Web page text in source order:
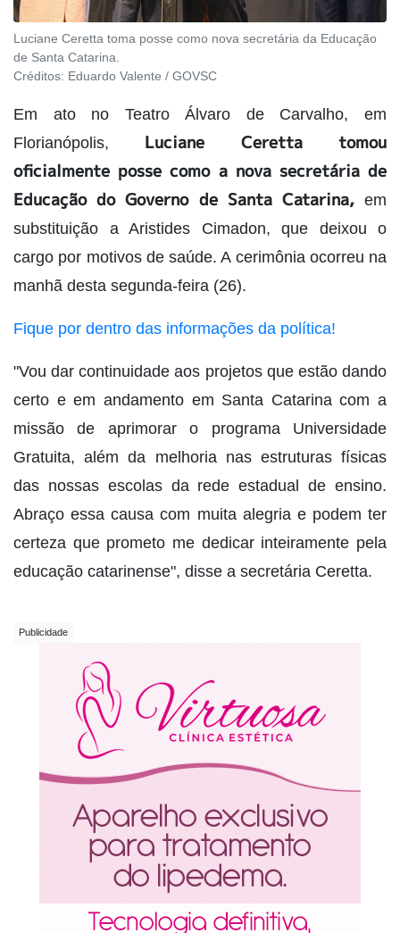
Luciane Ceretta toma posse como nova secretária da Educação
de Santa Catarina.
Créditos: Eduardo Valente / GOVSC
Em ato no Teatro Álvaro de Carvalho, em
Florianópolis, Luciane Ceretta tomou
oficialmente posse como a nova secretária de
Educação do Governo de Santa Catarina,em
substituição a Aristides Cimadon, que deixou o
cargo por motivos de saúde. A cerimônia ocorreu na
manhã desta segunda-feira (26).
Fique por dentro das informações da política!
"Vou dar continuidade aos projetos que estão dando
certo e em andamento em Santa Catarina com a
missão de aprimorar o programa Universidade
Gratuita, além da melhoria nas estruturas físicas
das nossas escolas da rede estadual de ensino.
Abraço essa causa com muita alegria e podem ter
certeza que prometo me dedicar inteiramente pela
educação catarinense", disse a secretária Ceretta.